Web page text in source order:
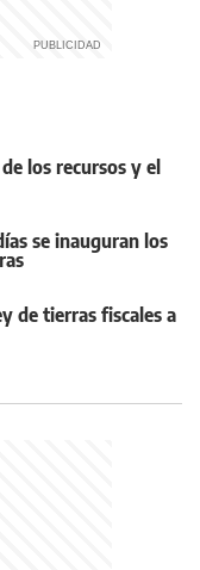
los recursos y el
se inauguran los
de tierras fiscales a